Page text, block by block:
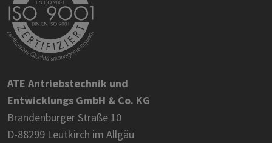
ATE Antriebstechnik und
Entwicklungs GmbH & Co. KG
Brandenburger Straße 10
D-88299 Leutkirch im Allgäu